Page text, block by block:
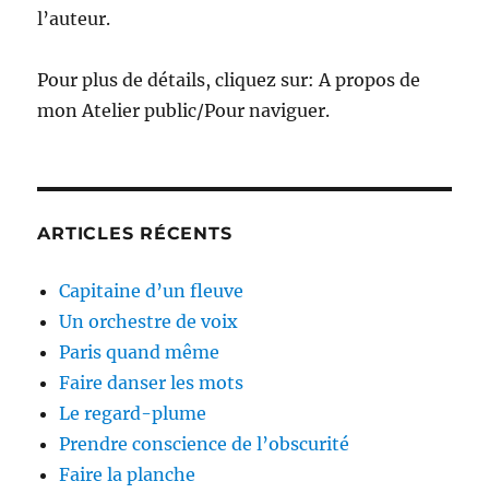
l’auteur.
Pour plus de détails, cliquez sur: A propos de
mon Atelier public/Pour naviguer.
ARTICLES RÉCENTS
Capitaine d’un fleuve
Un orchestre de voix
Paris quand même
Faire danser les mots
Le regard-plume
Prendre conscience de l’obscurité
Faire la planche